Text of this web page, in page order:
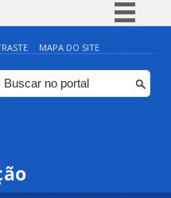
Simplifique!
Comunica BR
Participe
MAPA DO SITE